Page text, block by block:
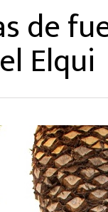
de
Elqui